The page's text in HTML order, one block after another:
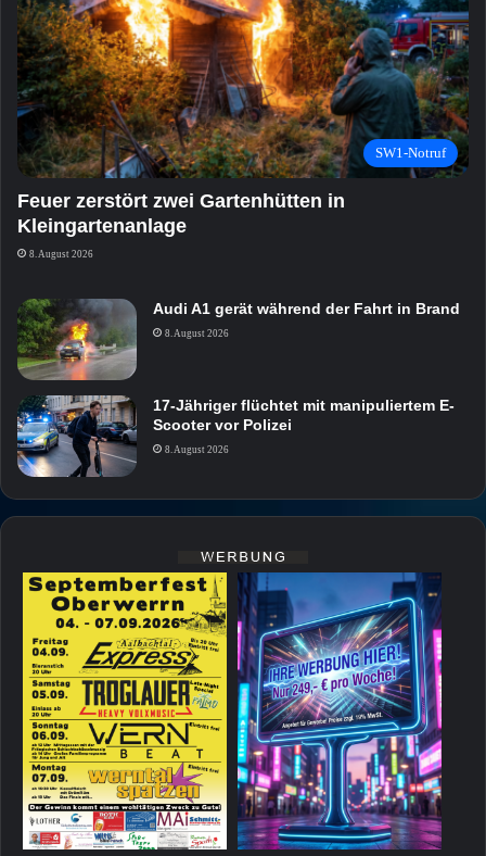
SW1-Notruf
Feuer zerstört zwei Gartenhütten in
Kleingartenanlage
8. August 2026
Audi A1 gerät während der Fahrt in Brand
8. August 2026
17-Jähriger flüchtet mit manipuliertem E-
Scooter vor Polizei
8. August 2026